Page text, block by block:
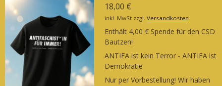
18,00 €
inkl. MwSt zzgl. Versandkosten
Enthält 4,00 € Spende für den CSD
Bautzen!
ANTIFA ist kein Terror - ANTIFA ist
Demokratie
Nur per Vorbestellung! Wir haben